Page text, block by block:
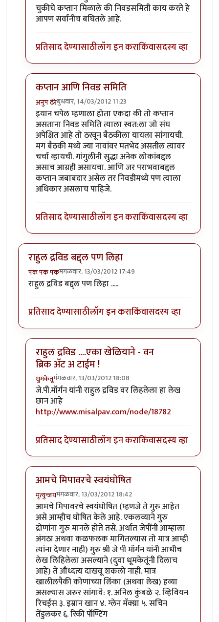
चुकीचे कप्तान मिळाले की निवडसमिती काय करते हे
आपण सर्वांनीच बघितले आहे.
प्रतिसाद देण्यासाठीलॉग इन कराकिंवासदस्य व्हा
कप्तान आणि निवड समिति
अनुप ढेरेबुधवार, 14/03/2012 11:23
In reply toनिवडसमितीचा रोल ?byचौकटराजा
इयान चपेल म्हणाला होता एकदा की तो कप्तान
असताना निवड समिति त्याला स्वत:ला जो संघ
अपेक्षित आहे तो ठरवून बैठकीला यायला सांगायची.
मग बैठकी मध्ये ज्या नावांवर मतभेद असतील त्यावर
चर्चा व्हायची. गांगुलीनी सुद्धा अनेक लोकांबद्दल
असाच आग्रही असायचा. आणि जर पराभवाबद्दल
कप्तान जबाबदार असेल तर निवडीमध्ये पण त्याला
अधिकार असलाच पाहिजे.
प्रतिसाद देण्यासाठीलॉग इन कराकिंवासदस्य व्हा
राहुल द्रविड बद्द्ल पण लिहा
पक पक पकमंगळवार, 13/03/2012 17:49
राहुल द्रविड बद्द्ल पण लिहा .....
प्रतिसाद देण्यासाठीलॉग इन कराकिंवासदस्य व्हा
राहुल द्रविड ....एका खेळियाने - वन
ब्रिक अ‍ॅट अ टाईम !
धुमकेतूमंगळवार, 13/03/2012 18:08
In reply toराहुल द्रविड बद्द्ल पण लिहाbyपक पक पक
जे.पी.मॉर्गन यांनी राहुल द्रविड वर लिहलेला हालेख
छान आहे
http://www.misalpav.com/node/18782
प्रतिसाद देण्यासाठीलॉग इन कराकिंवासदस्य व्हा
आमचे मिपावरचे स्वयंघोषित
मृत्युन्जयमंगळवार, 13/03/2012 18:42
In reply toराहुल द्रविड बद्द्ल पण लिहाbyपक पक पक
आमचे मिपावरचे स्वयंघोषित (म्हणजे ते गुरु आहेत
असे आम्हीच घोषित केले आहे. एकलव्याने गुरु
द्रोणांना गुरु मानले होते तसे. अर्थात जेपींनी आम्हाला
अंगठा अथवा कळफलक मागितल्यास तो मात्र आम्ही
त्यांना देणार नाही) गुरु श्री जे पी मॉर्गन यांनी आधीच
लेख लिहिलेला असल्याने (दुवा धूमकेतूंनी दिलाच
आहे) ते औध्दत्य दाखवू शकलो नाही. मात्र
खालीलपैकी कोणाच्या लिंका (अथवा लेख) हव्या
असल्यास जरुर सांगावे: १. अनिल कुंबळे २. व्हिवियन
रिचर्ड्स ३. इम्रान खान ४. ग्लेन मॅक्ग्रा ५. सचिन
तेंडुलकर ६. रिकी पॉण्टिंग